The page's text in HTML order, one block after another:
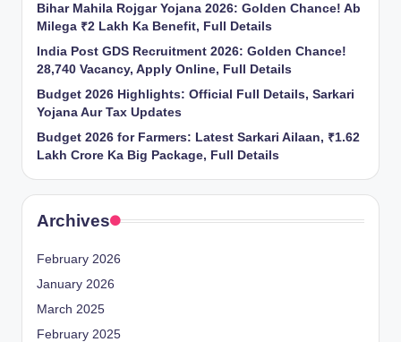
Bihar Mahila Rojgar Yojana 2026: Golden Chance! Ab
Milega ₹2 Lakh Ka Benefit, Full Details
India Post GDS Recruitment 2026: Golden Chance!
28,740 Vacancy, Apply Online, Full Details
Budget 2026 Highlights: Official Full Details, Sarkari
Yojana Aur Tax Updates
Budget 2026 for Farmers: Latest Sarkari Ailaan, ₹1.62
Lakh Crore Ka Big Package, Full Details
Archives
February 2026
January 2026
March 2025
February 2025